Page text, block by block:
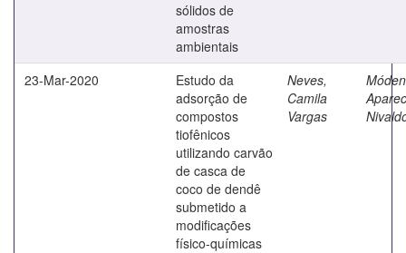
sólidos de
amostras
ambientais
23-Mar-2020
Estudo da
adsorção de
compostos
tiofênicos
utilizando carvão
de casca de
coco de dendê
submetido a
modificações
físico-químicas
Neves,
Camila
Vargas